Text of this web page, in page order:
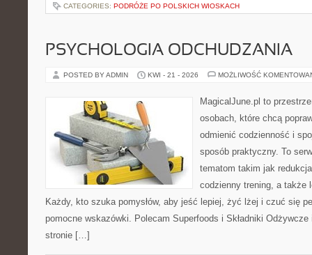
CATEGORIES: PODRÓŻE PO POLSKICH WIOSKACH
PSYCHOLOGIA ODCHUDZANIA
POSTED BY ADMIN KWI - 21 - 2026 MOŻLIWOŚĆ
MagicalJune.pl to
osobach, które chcą
odmienić codzienność i
sposób praktyczny. To
tematom takim jak
codzienny trening, a także
Każdy, kto szuka pomysłów, aby jeść lepiej, żyć lżej i czuć się
pomocne wskazówki. Polecam Superfoods i Składniki
stronie […]